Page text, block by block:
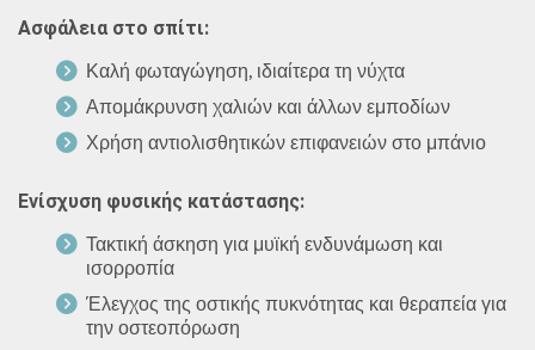
Ασφάλεια στο σπίτι:
Καλή φωταγώγηση, ιδιαίτερα τη νύχτα
Απομάκρυνση χαλιών και άλλων εμποδίων
Χρήση αντιολισθητικών επιφανειών στο μπάνιο
Ενίσχυση φυσικής κατάστασης:
Τακτική άσκηση για μυϊκή ενδυνάμωση και
ισορροπία
Έλεγχος της οστικής πυκνότητας και θεραπεία για
την οστεοπόρωση